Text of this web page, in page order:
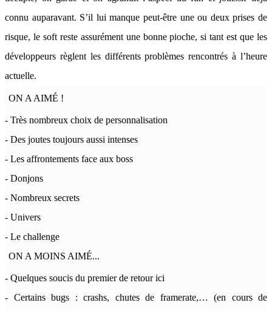
connu auparavant. S’il lui manque peut-être une ou deux prises de
risque, le soft reste assurément une bonne pioche, si tant est que les
développeurs règlent les différents problèmes rencontrés à l’heure
actuelle.
ON A AIMÉ !
- Très nombreux choix de personnalisation
- Des joutes toujours aussi intenses
- Les affrontements face aux boss
- Donjons
- Nombreux secrets
- Univers
- Le challenge
ON A MOINS AIMÉ...
- Quelques soucis du premier de retour ici
- Certains bugs : crashs, chutes de framerate,… (en cours de